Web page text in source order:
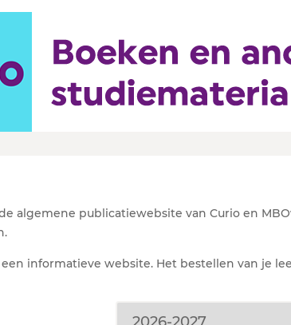
Curio
algemene publicatiewebsite van Curio en
informatieve website. Het bestellen van je